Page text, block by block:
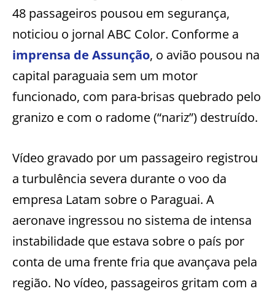
48 passageiros pousou em segurança,
noticiou o jornal ABC Color. Conforme a
imprensa de Assunção, o avião pousou na
capital paraguaia sem um motor
funcionado, com para-brisas quebrado pelo
granizo e com o radome (“nariz”) destruído.
Vídeo gravado por um passageiro registrou
a turbulência severa durante o voo da
empresa Latam sobre o Paraguai. A
aeronave ingressou no sistema de intensa
instabilidade que estava sobre o país por
conta de uma frente fria que avançava pela
região. No vídeo, passageiros gritam com a